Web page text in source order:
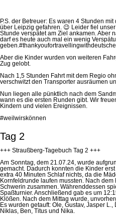
P.S. der Betreuer: Es waren 4 Stunden
über Leipzig gefahren. 😉 Leider fiel
Stunde verspätet am Ziel ankamen. Aber
darf es heute auch mal ein wenig
geben.
Aber die Kinder wurden von weiteren
Zug gelobt.
Nach 1,5 Stunden Fahrt mit dem Regio
verschwitzt den Transporter ausräumen
Nun liegen alle pünktlich nach dem
wann es die ersten Runden gibt. Wir
Kindern und vielen Ereignissen.
#weilwirskönnen
Tag 2
+++ Straußberg-Tagebuch Tag 2 +++
Am Sonntag, dem 21.07.24, wurde
gemacht. Dadurch konnten die Kinder
extra 40 Minuten Schlaf nichts, da die
Kornfeldrunde laufen mussten. Nach dem
Schwerin zusammen. Währenddessen
Spaßturnier. Anschließend gab es um
Klößen. Nach dem Mittag wurde,
Es wurden getauft: Ole, Gustav, Jasper
Niklas, Ben, Titus und Nika.